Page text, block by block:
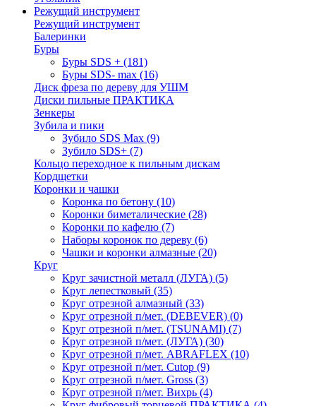
Режущий инструмент
Режущий инструмент
Балеринки
Буры
Буры SDS + (181)
Буры SDS- max (16)
Диск фреза по дереву для УШМ
Диски пильные ПРАКТИКА
Зенкеры
Зубила и пики
Зубило SDS Max (9)
Зубило SDS+ (7)
Кольцо переходное к пильным дискам
Кордщетки
Коронки и чашки
Коронка по бетону (10)
Коронки биметалические (28)
Коронки по кафелю (7)
Наборы коронок по дереву (6)
Чашки и коронки алмазные (20)
Круг
Круг зачистной металл (ЛУГА) (5)
Круг лепестковый (35)
Круг отрезной алмазный (33)
Круг отрезной п/мет. (DEBEVER) (0)
Круг отрезной п/мет. (TSUNAMI) (7)
Круг отрезной п/мет. (ЛУГА) (30)
Круг отрезной п/мет. ABRAFLEX (10)
Круг отрезной п/мет. Cutop (9)
Круг отрезной п/мет. Gross (3)
Круг отрезной п/мет. Вихрь (4)